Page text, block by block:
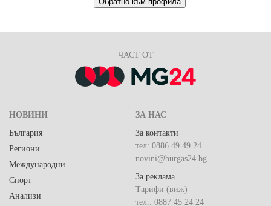
ЧАСТ ОТ
НОВИНИ
България
Региони
Международни
Спорт
Анализи
ЗА НАС
За контакти
тел: 0886 49 49 24
novini@burgas24.bg
За реклама
Тарифи (виж)
тел.: 0887 45 24 24